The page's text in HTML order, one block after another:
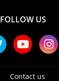
FOLLOW US
Contact us